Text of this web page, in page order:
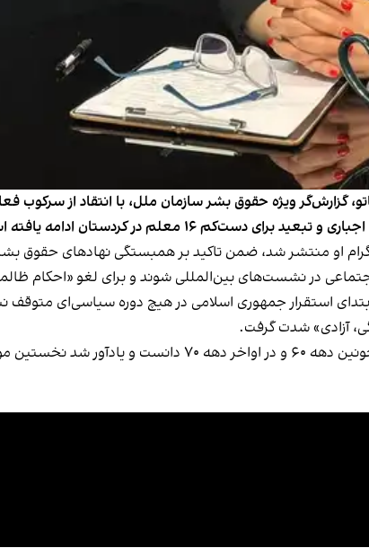
گزارش‌گر ویژه حقوق بشر سازمان ملل، با انتقاد از
شهریور در حساب اینستاگرام او منتشر شد، ضمن تاکید بر همبستگی
در نشست‌های بین‌المللی شوند و برای لغو «احکام
استقرار جمهوری اسلامی در هیچ دوره سیاسی‌ای متوقف
آزادی» شدت گرفت.
او آغاز دوره جدید مطالبه‌گری صنفی را پس از سرکوب‌های